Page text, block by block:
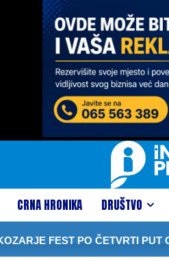
CRNA HRONIKA DRUŠTVO
FEST PO ČETVRTI PUT